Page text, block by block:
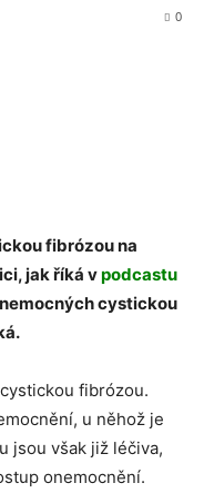
0
fibrózou na
jak říká vpodcastu
cystickou
fibrózou.
u něhož je
jsou však již léčiva,
onemocnění.